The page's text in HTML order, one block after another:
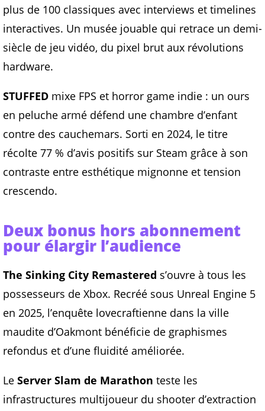
plus de 100 classiques avec interviews et timelines
interactives. Un musée jouable qui retrace un demi-
siècle de jeu vidéo, du pixel brut aux révolutions
hardware.
STUFFED mixe FPS et horror game indie : un ours
en peluche armé défend une chambre d’enfant
contre des cauchemars. Sorti en 2024, le titre
récolte 77 % d’avis positifs sur Steam grâce à son
contraste entre esthétique mignonne et tension
crescendo.
Deux bonus hors abonnement
pour élargir l’audience
The Sinking City Remastered s’ouvre à tous les
possesseurs de Xbox. Recréé sous Unreal Engine 5
en 2025, l’enquête lovecraftienne dans la ville
maudite d’Oakmont bénéficie de graphismes
refondus et d’une fluidité améliorée.
Le Server Slam de Marathon teste les
infrastructures multijoueur du shooter d’extraction